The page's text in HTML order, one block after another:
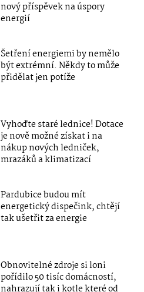
nový příspěvek na úspory
energií
Šetření energiemi by nemělo
být extrémní. Někdy to může
přidělat jen potíže
Vyhoďte staré lednice! Dotace
je nově možné získat i na
nákup nových ledniček,
mrazáků a klimatizací
Pardubice budou mít
energetický dispečink, chtějí
tak ušetřit za energie
Obnovitelné zdroje si loni
pořídilo 50 tisíc domácností,